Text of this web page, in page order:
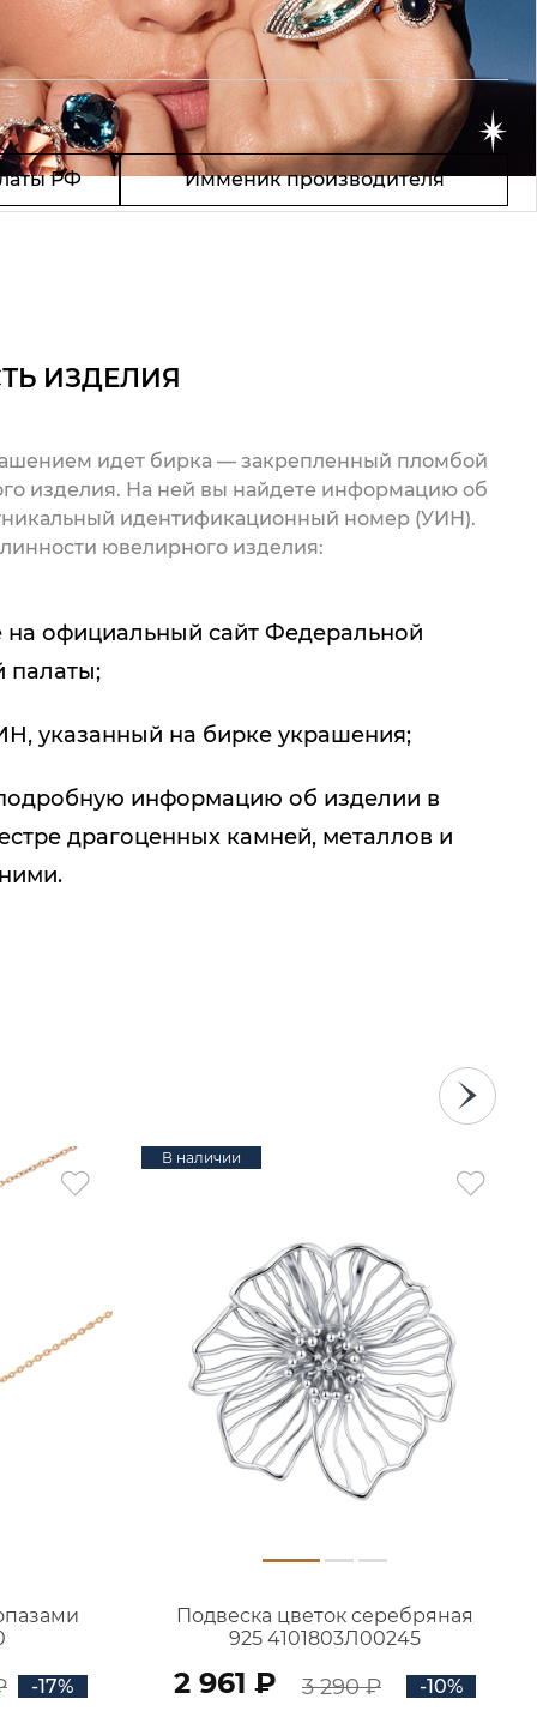
РФ Имменик производителя
ИЗДЕЛИЯ
идет бирка — закрепленный пломбой
изделия. На ней вы найдете информацию об
идентификационный номер (УИН).
ювелирного изделия:
на официальный сайт Федеральной
палаты;
указанный на бирке украшения;
информацию об изделии в
драгоценных камней, металлов и
-17%
В наличии
Подвеска цветок серебряная
925 4101803Л00245
2 961 ₽ 3 290 ₽ -10%